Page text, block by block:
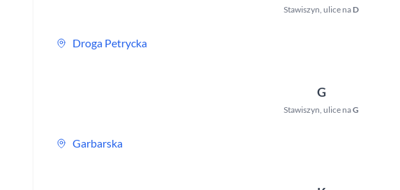
Stawiszyn,ulice na D
Droga Petrycka
G
Stawiszyn,ulice naG
Garbarska